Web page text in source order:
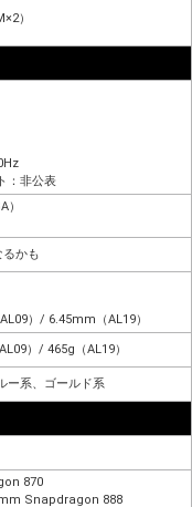
）
：非公表
）
かも
）/ 6.45mm（AL19）
）/ 465g（AL19）
ー系、ゴールド系
870
Snapdragon 888